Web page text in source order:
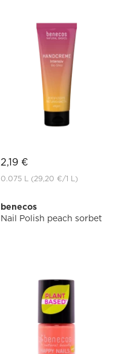
2,19 €
0.075 L (29,20 €/1 L)
benecos
Nail Polish peach sorbet